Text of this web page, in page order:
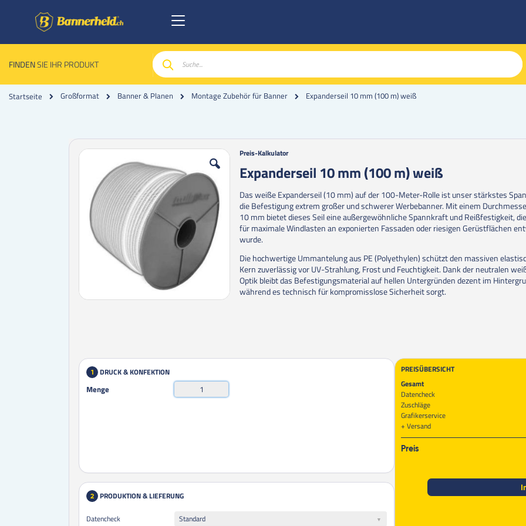
FINDENSIE IHR PRODUKT
Suche
Startseite Großformat Banner & Planen Montage Zubehör für Banner Expanderseil 10 mm (100 m) weiß
Zum
Bildgalerie
springen
Zum
der
springen
Preis-Kalkulator
Expanderseil 10 mm (100 m) weiß
Das weiße Expanderseil (10 mm) auf der 100-Meter-Rolle ist unser stärkstes
die Befestigung extrem großer und schwerer Werbebanner. Mit einem
10 mm bietet dieses Seil eine außergewöhnliche Spannkraft und Reißfestigkeit,
für maximale Windlasten an exponierten Fassaden oder riesigen Gerüstflächen
wurde.
Die hochwertige Ummantelung aus PE (Polyethylen) schützt den massiven
Kern zuverlässig vor UV-Strahlung, Frost und Feuchtigkeit. Dank der neutralen
Optik bleibt das Befestigungsmaterial auf hellen Untergründen dezent im
während es technisch für kompromisslose Sicherheit sorgt.
1 DRUCK & KONFEKTION
Menge
2 PRODUKTION & LIEFERUNG
Datencheck
Standard
PREISÜBERSICHT
Gesamt
Datencheck
Zuschläge
Grafikerservice
Versand
Preis